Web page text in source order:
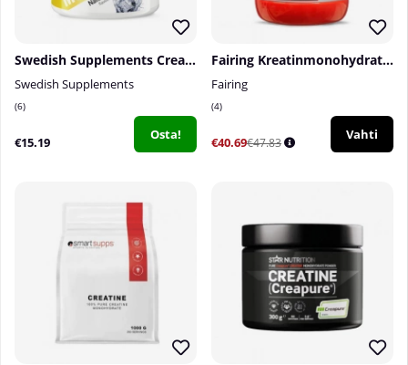
Swedish Supplements Creatine Monohydrate, 250 g
Swedish Supplements
6
€15.19 Osta!
Fairing Kreatinmonohydrat, 500 g
Fairing
4
€40.69€47.83
Vahti